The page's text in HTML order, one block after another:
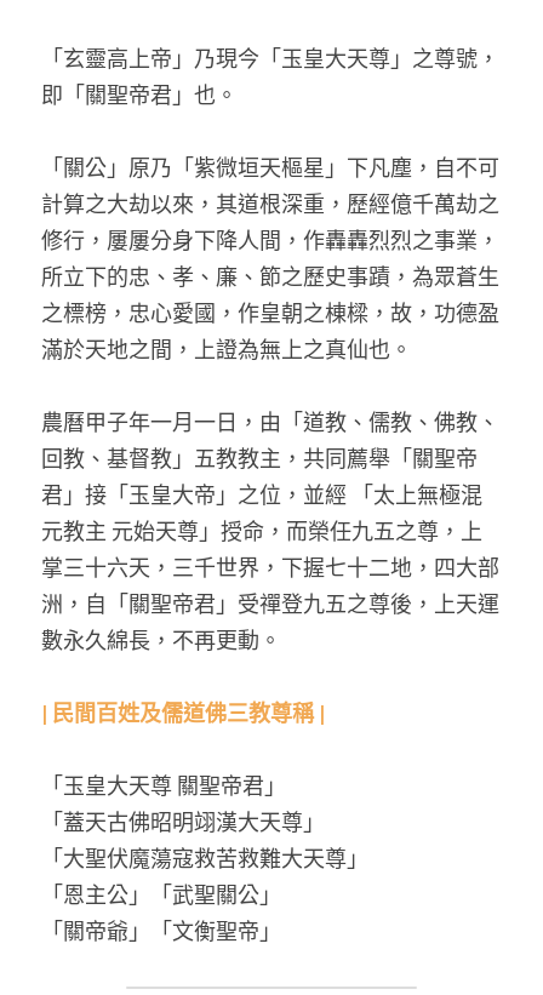
「玄靈高上帝」乃現今「玉皇大天尊」之尊號，
即「關聖帝君」也。
「關公」原乃「紫微垣天樞星」下凡塵，自不可
計算之大劫以來，其道根深重，歷經億千萬劫之
修行，屢屢分身下降人間，作轟轟烈烈之事業，
所立下的忠、孝、廉、節之歷史事蹟，為眾蒼生
之標榜，忠心愛國，作皇朝之棟樑，故，功德盈
滿於天地之間，上證為無上之真仙也。
農曆甲子年一月一日，由「道教、儒教、佛教、
回教、基督教」五教教主，共同薦舉「關聖帝
君」接「玉皇大帝」之位，並經 「太上無極混
元教主 元始天尊」授命，而榮任九五之尊，上
掌三十六天，三千世界，下握七十二地，四大部
洲，自「關聖帝君」受禪登九五之尊後，上天運
數永久綿長，不再更動。
| 民間百姓及儒道佛三教尊稱 |
「玉皇大天尊 關聖帝君」
「蓋天古佛昭明翊漢大天尊」
「大聖伏魔蕩寇救苦救難大天尊」
「恩主公」「武聖關公」
「關帝爺」「文衡聖帝」